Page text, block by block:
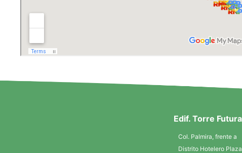
Edif. Torre Futura
Col. Palmira, frente a
Distrito Hotelero Plaza